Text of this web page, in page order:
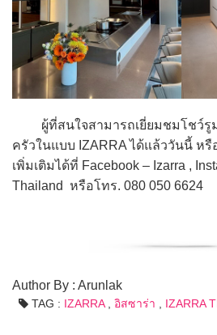
ผู้ที่สนใจสามารถเยี่ยมชมโชว์รู
ครัวในแบบ IZARRA ได้แล้ววันนี้ ห
เพิ่มเติมได้ที่ Facebook – Izarra ,
Thailand หรือโทร. 080 050 6624
Author By : Arunlak
TAG : IZARRA, อิสซาร่า IZARRA